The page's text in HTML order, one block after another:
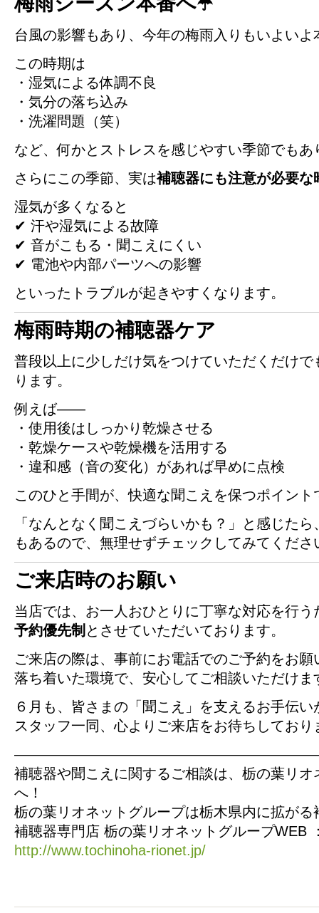
台風の影響もあり、今年の梅雨入りもいよいよ
この時期は
・湿気による体調不良
・気分の落ち込み
・洗濯問題（笑）
など、何かとストレスを感じやすい季節でもあ
さらにこの季節、実は補聴器にも注意が必要な
湿気が多くなると
✔ 汗や湿気による故障
✔ 音がこもる・聞こえにくい
✔ 電池や内部パーツへの影響
といったトラブルが起きやすくなります。
梅雨時期の補聴器ケア
普段以上に少しだけ気をつけていただくだけ
ります。
例えば——
・使用後はしっかり乾燥させる
・乾燥ケースや乾燥機を活用する
・違和感（音の変化）があれば早めに点検
このひと手間が、快適な聞こえを保つポイント
「なんとなく聞こえづらいかも？」と感じた
もあるので、無理せずチェックしてみてくださ
ご来店時のお願い
当店では、お一人おひとりに丁寧な対応を行う
予約優先制 とさせていただいております。
ご来店の際は、事前にお電話でのご予約をお願
落ち着いた環境で、安心してご相談いただけま
６月も、皆さまの「聞こえ」を支えるお手伝
スタッフ一同、心よりご来店をお待ちしており
補聴器や聞こえに関するご相談は、栃の葉リオ
へ！
栃の葉リオネットグループは栃木県内に拡がる
補聴器専門店 栃の葉リオネットグループWEB
http://www.tochinoha-rionet.jp/